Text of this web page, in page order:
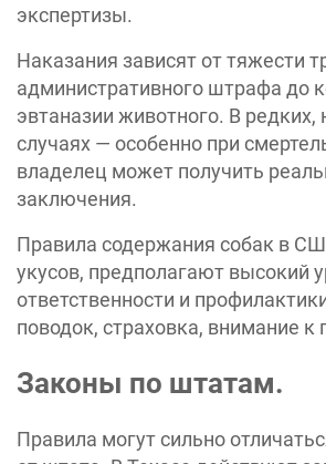
экспертизы.
Наказания зависят от тяжести
административного штрафа до
эвтаназии животного. В редких,
случаях — особенно при
владелец может получить
заключения.
Правила содержания собак в
укусов, предполагают высокий
ответственности и
поводок, страховка, внимание к
Законы по штатам.
Правила могут сильно